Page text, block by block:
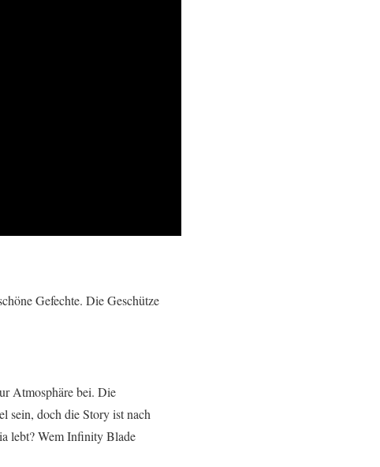
Gefechte. Die Geschütze
Atmosphäre bei. Die
sein, doch die Story ist nach
lebt? Wem Infinity Blade